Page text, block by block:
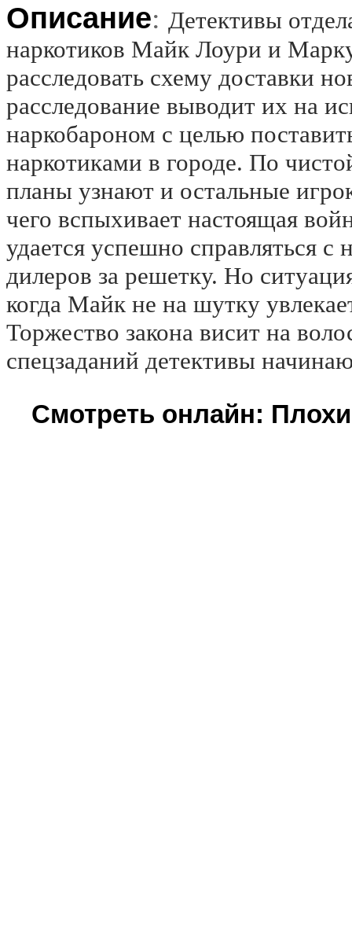
Описание: Детективы
наркотиков Майк Лоури и
расследовать схему доставки
расследование выводит их на
наркобароном с целью
наркотиками в городе. По
планы узнают и остальные
чего вспыхивает настоящая
удается успешно справляться
дилеров за решетку. Но
когда Майк не на шутку
Торжество закона висит на
спецзаданий детективы
Смотреть онлайн: